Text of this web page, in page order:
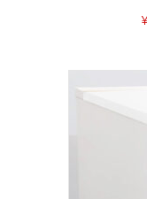
¥